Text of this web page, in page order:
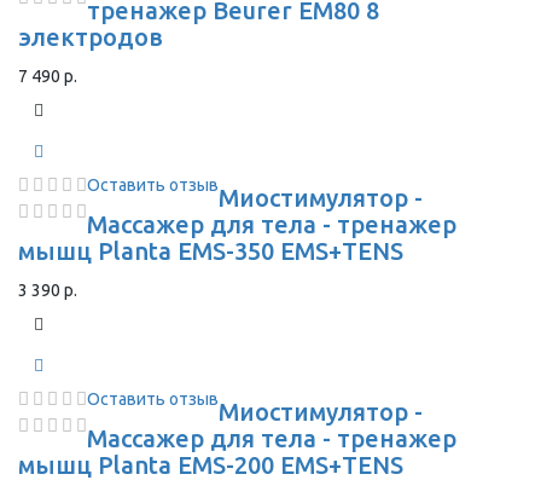
тренажер Beurer EM80 8
электродов
7 490 р.
Оставить отзывМиостимулятор -
Массажер для тела - тренажер
мышц Planta EMS-350 EMS+TENS
3 390 р.
Оставить отзывМиостимулятор -
Массажер для тела - тренажер
мышц Planta EMS-200 EMS+TENS